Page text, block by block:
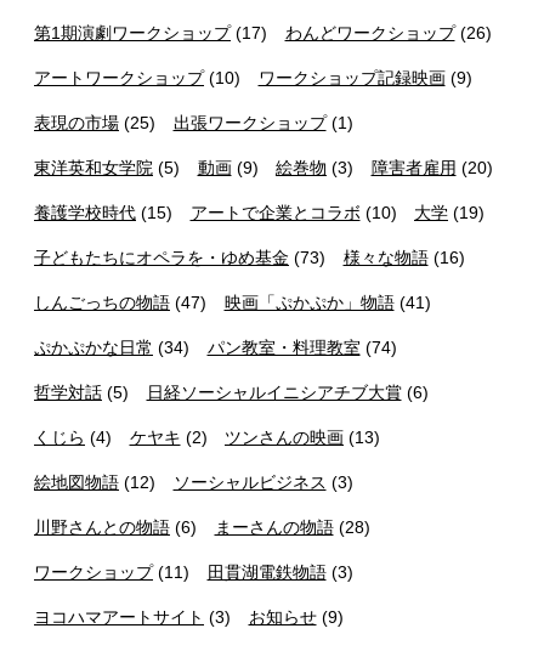
第1期演劇ワークショップ(17) わんどワークショップ(26)
アートワークショップ(10) ワークショップ記録映画(9)
表現の市場 (25) 出張ワークショップ(1)
東洋英和女学院 (5) 動画(9) 絵巻物 (3) 障害者雇用 (20)
養護学校時代 (15) アートで企業とコラボ (10) 大学 (19)
子どもたちにオペラを・ゆめ基金 (73) 様々な物語(16)
しんごっちの物語 (47) 映画「ぷかぷか」物語(41)
ぷかぷかな日常 (34) パン教室・料理教室 (74)
哲学対話 (5) 日経ソーシャルイニシアチブ大賞(6)
くじら (4) ケヤキ (2) ツンさんの映画 (13)
絵地図物語 (12) ソーシャルビジネス (3)
川野さんとの物語 (6) まーさんの物語(28)
ワークショップ(11) 田貫湖電鉄物語(3)
ヨコハマアートサイト (3) お知らせ(9)